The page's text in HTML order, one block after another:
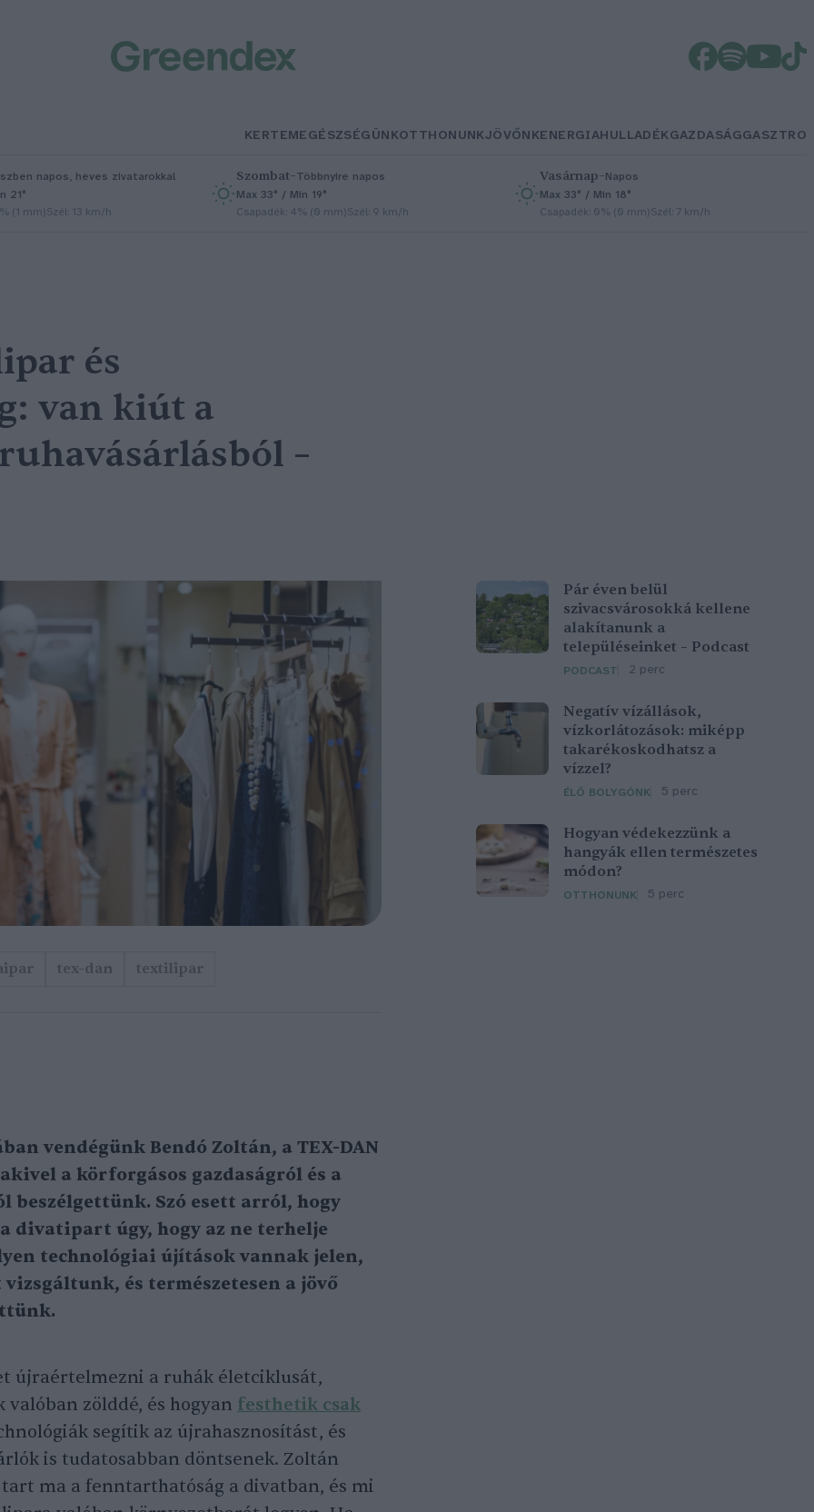
KERTEMEGÉSZSÉGÜNKOTTHONUNKJÖVŐNKENERGIAHULLADÉKGAZDASÁGGASZTRO
napos, heves zivatarokkal
21°
(1 mm)Szél: 13 km/h
Szombat–Többnyire napos
Max 33° / Min 19°
Csapadék: 4% (0 mm)Szél: 9 km/h
Vasárnap–Napos
Max 33° / Min 18°
Csapadék: 0% (0 mm)Szél: 7 km/h
Pár éven belül
szivacsvárosokká kellene
alakítanunk a
településeinket – Podcast
PODCAST 2 perc
Negatív vízállások,
vízkorlátozások: miképp
takarékoskodhatsz a
vízzel?
ÉLŐ BOLYGÓNK 5 perc
Hogyan védekezzünk a
hangyák ellen természetes
módon?
OTTHONUNK 5 perc
és
van kiút a
–
tex-dan textilipar
vendégünk Bendó Zoltán, a TEX-DAN
a körforgásos gazdaságról és a
Szó esett arról, hogy
divatipart úgy, hogy az ne terhelje
technológiai újítások vannak jelen,
és természetesen a jövő
újraértelmezni a ruhák életciklusát,
zölddé, és hogyan festhetik csak
segítik az újrahasznosítást, és
is tudatosabban döntsenek. Zoltán
ma a fenntarthatóság a divatban, és mi